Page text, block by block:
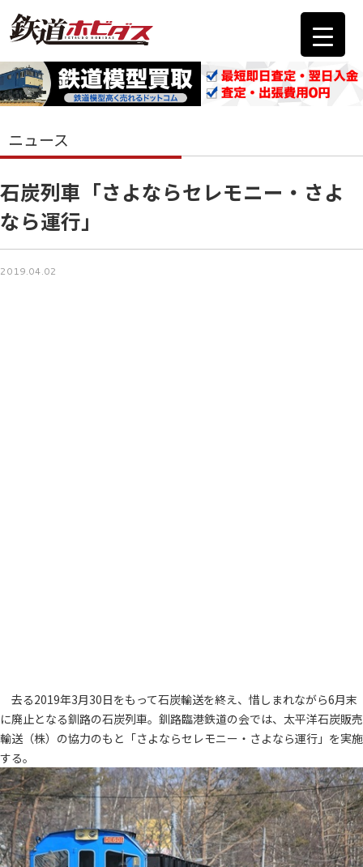
ニュース
石炭列車「さよならセレモニー・さよ
なら運行」
2019.04.02
去る2019年3月30日をもって石炭輸送を終え、惜しまれながら6月末
に廃止となる釧路の石炭列車。釧路臨港鉄道の会では、太平洋石炭販売
輸送（株）の協力のもと「さよならセレモニー・さよなら運行」を実施
する。